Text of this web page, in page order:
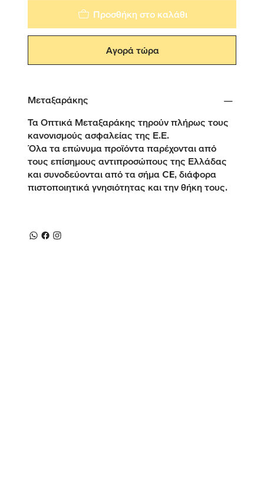
Προσθήκη στο καλάθι
Αγορά τώρα
Μεταξαράκης
Τα Οπτικά Μεταξαράκης τηρούν πλήρως τους
κανονισμούς ασφαλείας της Ε.Ε.
Όλα τα επώνυμα προϊόντα παρέχονται από
τους επίσημους αντιπροσώπους της Ελλάδας
και συνοδεύονται από τα σήμα CE, διάφορα
πιστοποιητικά γνησιότητας και την θήκη τους.